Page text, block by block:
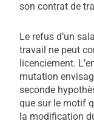
son contrat de
Le refus d’un
travail ne peut
licenciement.
mutation
seconde
que sur le motif
la modification